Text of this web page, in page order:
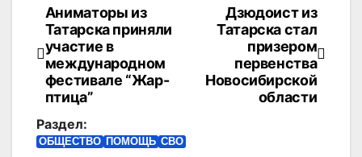
Навигация
по
записям
Дзюдоист из
Татарска стал
призером
первенства
Новосибирской
области
Аниматоры из
Татарска приняли
участие в
международном
фестивале “Жар-
птица”
Раздел:
ОБЩЕСТВО ПОМОЩЬ СВО